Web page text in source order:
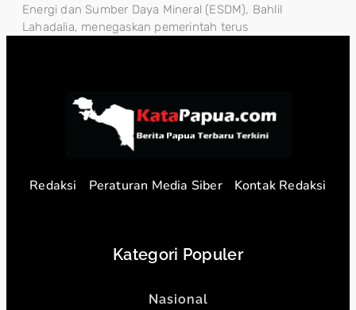
Energi dan Sumber Daya Mineral (ESDM), Bahlil
Lahadalia, menegaskan pemerintah terus
Redaksi Peraturan Media Siber Kontak Redaksi
Kategori Populer
Nasional